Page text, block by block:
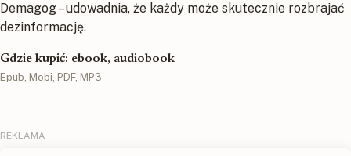
Demagog – udowadnia, że każdy może skutecznie rozbrajać
dezinformację.
Gdzie kupić: ebook, audiobook
Epub, Mobi, PDF, MP3